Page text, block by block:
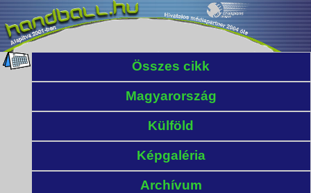
Összes cikk
Magyarország
Külföld
Képgaléria
Archívum